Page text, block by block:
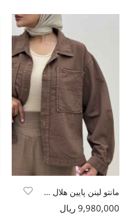
مانتو لینن پایین هلال دو جیب TR
9,980,000 ریال